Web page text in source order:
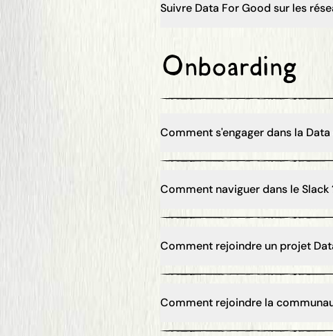
Suivre Data For Good sur les
Onboarding
Comment s'engager dans la
Comment naviguer dans le Slack
Comment rejoindre un projet
Comment rejoindre la